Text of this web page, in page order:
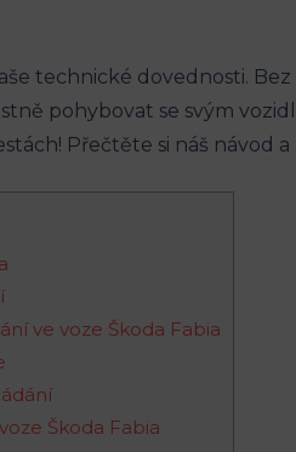
technické dovednosti.
pohybovat se svým
Přečtěte si náš návod
ve voze Škoda Fabia
Škoda Fabia